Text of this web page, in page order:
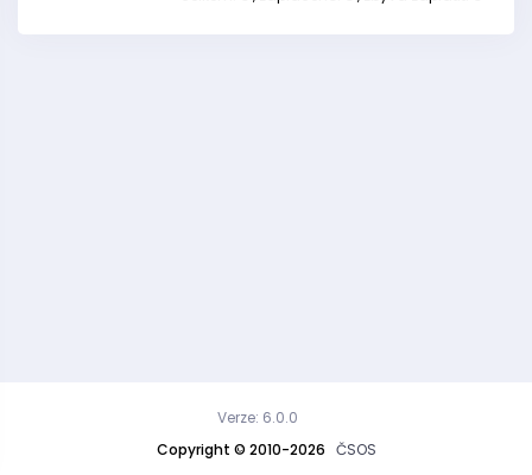
Copyright © 2010-2026 ČSOS
Verze: 6.0.0